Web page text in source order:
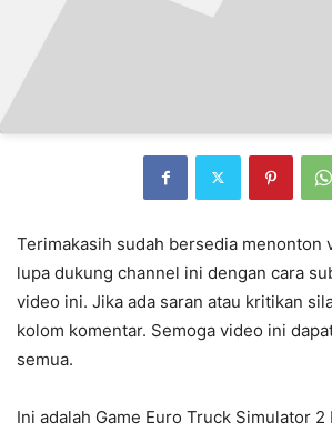
Terimakasih sudah bersedia menonton
lupa dukung channel ini dengan cara
video ini. Jika ada saran atau kritikan
kolom komentar. Semoga video ini
semua.
Ini adalah Game Euro Truck Simulator